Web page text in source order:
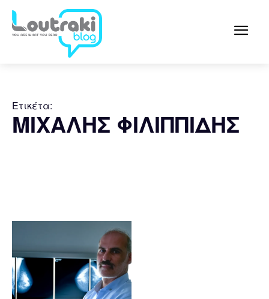
Ετικέτα:
ΜΙΧΑΛΗΣ ΦΙΛΙΠΠΙΔΗΣ